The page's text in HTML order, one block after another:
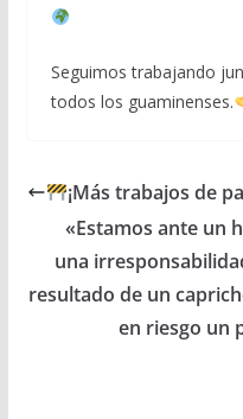
Seguimos trabajando
todos los guaminenses.
¡Más trabajos de
«Estamos ante un
una
resultado de un
en riesgo un